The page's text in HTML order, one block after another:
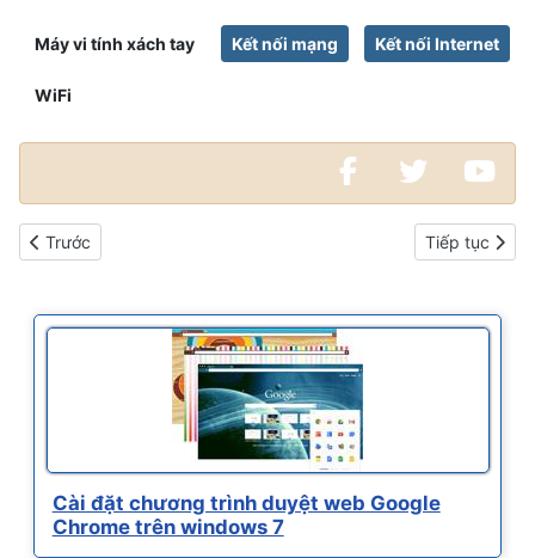
Máy vi tính xách tay Kết nối mạng Kết nối Internet
WiFi
Bài viết trước: Sử dụng chung máy in trong hệ thống mạng
Trước Bài viết kế
Tiếp tục
Cài đặt chương trình duyệt web Google
Chrome trên windows 7